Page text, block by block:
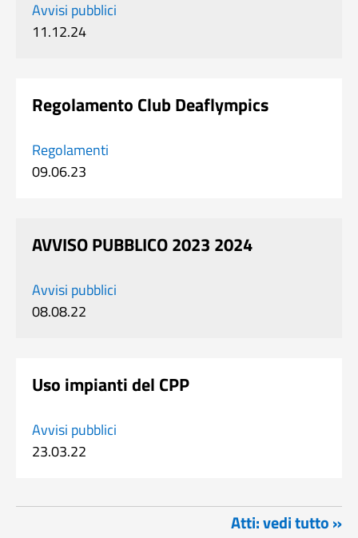
Avvisi pubblici
11.12.24
Regolamento Club Deaflympics
Regolamenti
09.06.23
AVVISO PUBBLICO 2023 2024
Avvisi pubblici
08.08.22
Uso impianti del CPP
Avvisi pubblici
23.03.22
Atti: vedi tutto »